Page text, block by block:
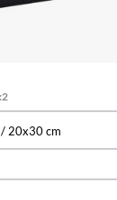
20x30 cm